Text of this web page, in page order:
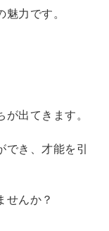
力です。
出てきます。
き、才能を引
せんか？